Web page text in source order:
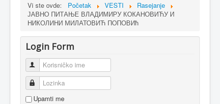
Vi ste ovde: Početak VESTI
Rasejanje
ЈАВНО ПИТАЊЕ ВЛАДИМИРУ КОКАНОВИЋУ И
НИКОЛИНИ МИЛАТОВИЋ ПОПОВИћ
Login Form
Korisničko ime
Lozinka
Upamti me